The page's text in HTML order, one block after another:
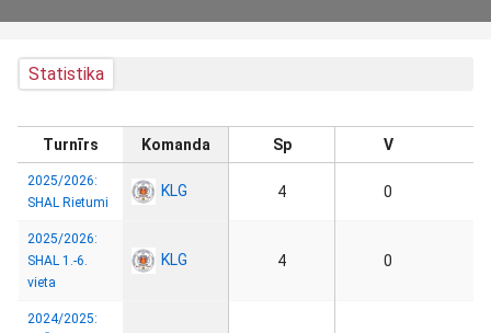
Statistika
Turnīrs Komanda Sp V
2025/2026:
SHAL Rietumi
KLG 4 0
2025/2026:
SHAL 1.-6.
vieta
KLG 4 0
2024/2025: